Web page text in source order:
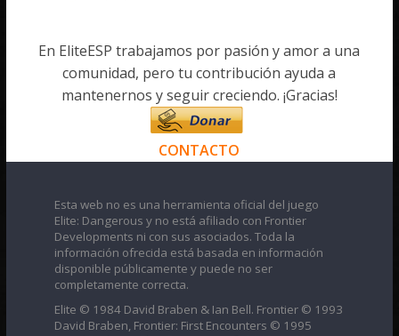
En EliteESP trabajamos por pasión y amor a una
comunidad, pero tu contribución ayuda a
mantenernos y seguir creciendo. ¡Gracias!
CONTACTO
Esta web no es una herramienta oficial del juego
Elite: Dangerous y no está afiliado con Frontier
Developments ni con sus asociados. Toda la
información ofrecida está basada en información
disponible públicamente y puede no ser
completamente correcta.
Elite © 1984 David Braben & Ian Bell. Frontier © 1993
David Braben, Frontier: First Encounters © 1995